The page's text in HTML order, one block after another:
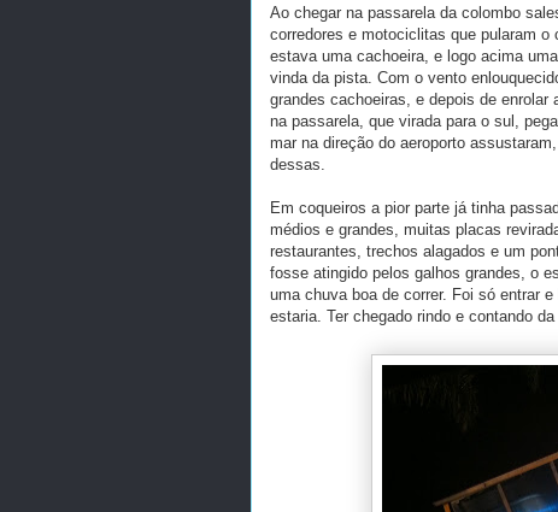
Ao chegar na passarela da colombo
corredores e motociclitas que pularam
estava uma cachoeira, e logo acima
vinda da pista. Com o vento
grandes cachoeiras, e depois de
na passarela, que virada para o sul,
mar na direção do aeroporto
dessas.
Em coqueiros a pior parte já tinha
médios e grandes, muitas placas
restaurantes, trechos alagados e um
fosse atingido pelos galhos grandes, o
uma chuva boa de correr. Foi só entrar
estaria. Ter chegado rindo e contando